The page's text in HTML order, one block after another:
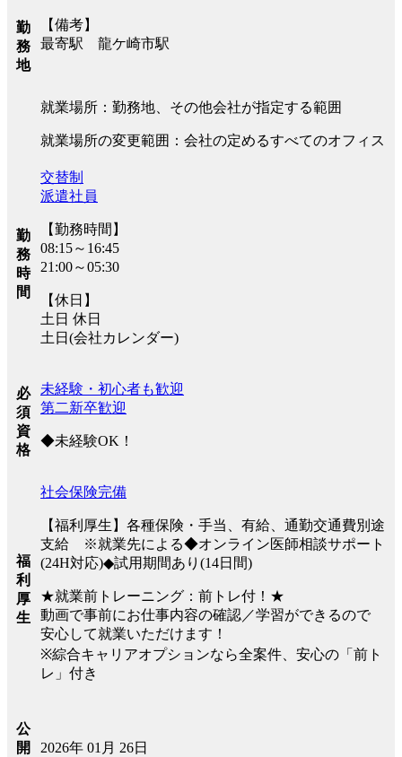
勤
務
地
【備考】
最寄駅 龍ケ崎市駅
就業場所：勤務地、その他会社が指定する範囲
就業場所の変更範囲：会社の定めるすべてのオフィス
勤
務
時
間
交替制
派遣社員
【勤務時間】
08:15～16:45
21:00～05:30
【休日】
土日 休日
土日(会社カレンダー)
必
須
資
格
未経験・初心者も歓迎
第二新卒歓迎
◆未経験OK！
福
利
厚
生
社会保険完備
【福利厚生】各種保険・手当、有給、通勤交通費別途
支給 ※就業先による◆オンライン医師相談サポート
(24H対応)◆試用期間あり(14日間)
★就業前トレーニング：前トレ付！★
動画で事前にお仕事内容の確認／学習ができるので
安心して就業いただけます！
※綜合キャリアオプションなら全案件、安心の「前ト
レ」付き
公
開
2026年 01月 26日